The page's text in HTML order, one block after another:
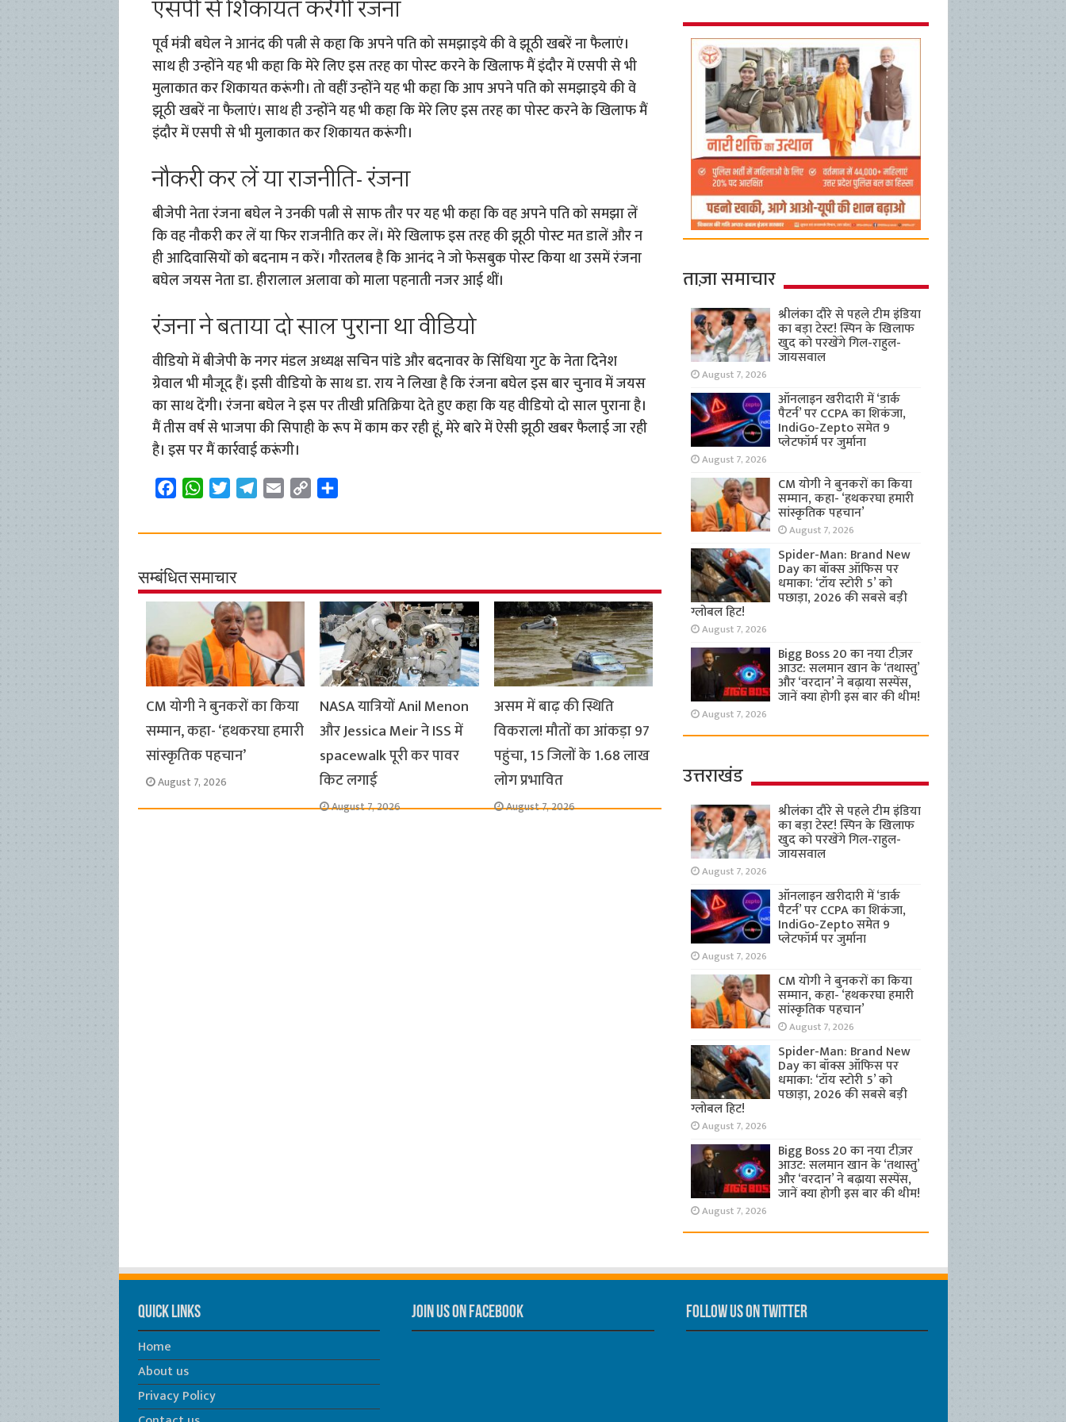
एसपी से शिकायत करेंगी रंजना
पूर्व मंत्री बघेल ने आनंद की पत्नी से कहा कि अपने पति को समझाइये की वे झूठी खबरें ना फैलाएं।
साथ ही उन्होंने यह भी कहा कि मेरे लिए इस तरह का पोस्ट करने के खिलाफ मैं इंदौर में एसपी से भी
मुलाकात कर शिकायत करूंगी। तो वहीं उन्होंने यह भी कहा कि आप अपने पति को समझाइये की वे
झूठी खबरें ना फैलाएं। साथ ही उन्होंने यह भी कहा कि मेरे लिए इस तरह का पोस्ट करने के खिलाफ मैं
इंदौर में एसपी से भी मुलाकात कर शिकायत करूंगी।
नौकरी कर लें या राजनीति- रंजना
बीजेपी नेता रंजना बघेल ने उनकी पत्नी से साफ तौर पर यह भी कहा कि वह अपने पति को समझा लें
कि वह नौकरी कर लें या फिर राजनीति कर लें। मेरे खिलाफ इस तरह की झूठी पोस्ट मत डालें और न
ही आदिवासियों को बदनाम न करें। गौरतलब है कि आनंद ने जो फेसबुक पोस्ट किया था उसमें रंजना
बघेल जयस नेता डा. हीरालाल अलावा को माला पहनाती नजर आई थीं।
रंजना ने बताया दो साल पुराना था वीडियो
वीडियो में बीजेपी के नगर मंडल अध्यक्ष सचिन पांडे और बदनावर के सिंधिया गुट के नेता दिनेश
ग्रेवाल भी मौजूद हैं। इसी वीडियो के साथ डा. राय ने लिखा है कि रंजना बघेल इस बार चुनाव में जयस
का साथ देंगी। रंजना बघेल ने इस पर तीखी प्रतिक्रिया देते हुए कहा कि यह वीडियो दो साल पुराना है।
मैं तीस वर्ष से भाजपा की सिपाही के रूप में काम कर रही हूं, मेरे बारे में ऐसी झूठी खबर फैलाई जा रही
है। इस पर मैं कार्रवाई करूंगी।
c
b
o
W
a
s
A
p
p
i
t
e
r
l
r
a
m
a
p
i
a
सम्बंधित समाचार
CM योगी ने बुनकरों का किया
सम्मान, कहा- ‘हथकरघा हमारी
सांस्कृतिक पहचान’
August 7, 2026
NASA यात्रियों Anil Menon
और Jessica Meir ने ISS में
spacewalk पूरी कर पावर
किट लगाई
August 7, 2026
असम में बाढ़ की स्थिति
विकराल! मौतों का आंकड़ा 97
पहुंचा, 15 जिलों के 1.68 लाख
लोग प्रभावित
August 7, 2026
ताज़ा समाचार
श्रीलंका दौरे से पहले टीम इंडिया
का बड़ा टेस्ट! स्पिन के खिलाफ
खुद को परखेंगे गिल-राहुल-
जायसवाल
August 7, 2026
ऑनलाइन खरीदारी में ‘डार्क
पैटर्न’ पर CCPA का शिकंजा,
IndiGo-Zepto समेत 9
प्लेटफॉर्म पर जुर्माना
August 7, 2026
CM योगी ने बुनकरों का किया
सम्मान, कहा- ‘हथकरघा हमारी
सांस्कृतिक पहचान’
August 7, 2026
Spider-Man: Brand New
Day का बॉक्स ऑफिस पर
धमाका: ‘टॉय स्टोरी 5’ को
पछाड़ा, 2026 की सबसे बड़ी
ग्लोबल हिट!
August 7, 2026
Bigg Boss 20 का नया टीज़र
आउट: सलमान खान के ‘तथास्तु’
और ‘वरदान’ ने बढ़ाया सस्पेंस,
जानें क्या होगी इस बार की थीम!
August 7, 2026
उत्तराखंड
श्रीलंका दौरे से पहले टीम इंडिया
का बड़ा टेस्ट! स्पिन के खिलाफ
खुद को परखेंगे गिल-राहुल-
जायसवाल
August 7, 2026
ऑनलाइन खरीदारी में ‘डार्क
पैटर्न’ पर CCPA का शिकंजा,
IndiGo-Zepto समेत 9
प्लेटफॉर्म पर जुर्माना
August 7, 2026
CM योगी ने बुनकरों का किया
सम्मान, कहा- ‘हथकरघा हमारी
सांस्कृतिक पहचान’
August 7, 2026
Spider-Man: Brand New
Day का बॉक्स ऑफिस पर
धमाका: ‘टॉय स्टोरी 5’ को
पछाड़ा, 2026 की सबसे बड़ी
ग्लोबल हिट!
August 7, 2026
Bigg Boss 20 का नया टीज़र
आउट: सलमान खान के ‘तथास्तु’
और ‘वरदान’ ने बढ़ाया सस्पेंस,
जानें क्या होगी इस बार की थीम!
August 7, 2026
Quick Links
Home
About us
Privacy Policy
Join us on Facebook Follow us on Twitter